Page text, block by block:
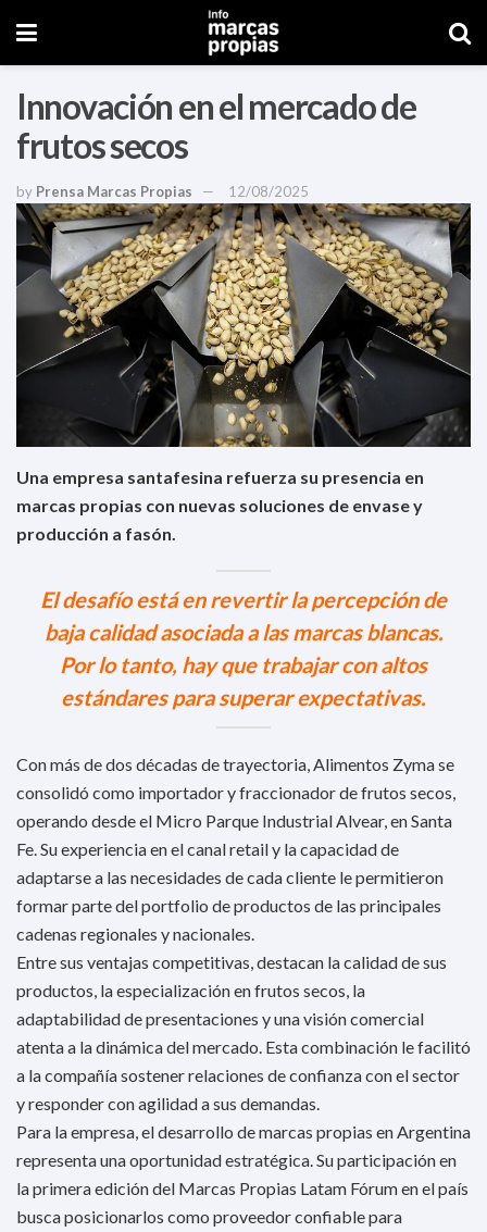
Innovación en el mercado de
frutos secos
by Prensa Marcas Propias 12/08/2025
Una empresa santafesina refuerza su presencia en
marcas propias con nuevas soluciones de envase y
producción a fasón.
El desafío está en revertir la percepción de
baja calidad asociada a las marcas blancas.
Por lo tanto, hay que trabajar con altos
estándares para superar expectativas.
Con más de dos décadas de trayectoria, Alimentos Zyma se
consolidó como importador y fraccionador de frutos secos,
operando desde el Micro Parque Industrial Alvear, en Santa
Fe. Su experiencia en el canal retail y la capacidad de
adaptarse a las necesidades de cada cliente le permitieron
formar parte del portfolio de productos de las principales
cadenas regionales y nacionales.
Entre sus ventajas competitivas, destacan la calidad de sus
productos, la especialización en frutos secos, la
adaptabilidad de presentaciones y una visión comercial
atenta a la dinámica del mercado. Esta combinación le facilitó
a la compañía sostener relaciones de confianza con el sector
y responder con agilidad a sus demandas.
Para la empresa, el desarrollo de marcas propias en Argentina
representa una oportunidad estratégica. Su participación en
la primera edición del Marcas Propias Latam Fórum en el país
busca posicionarlos como proveedor confiable para